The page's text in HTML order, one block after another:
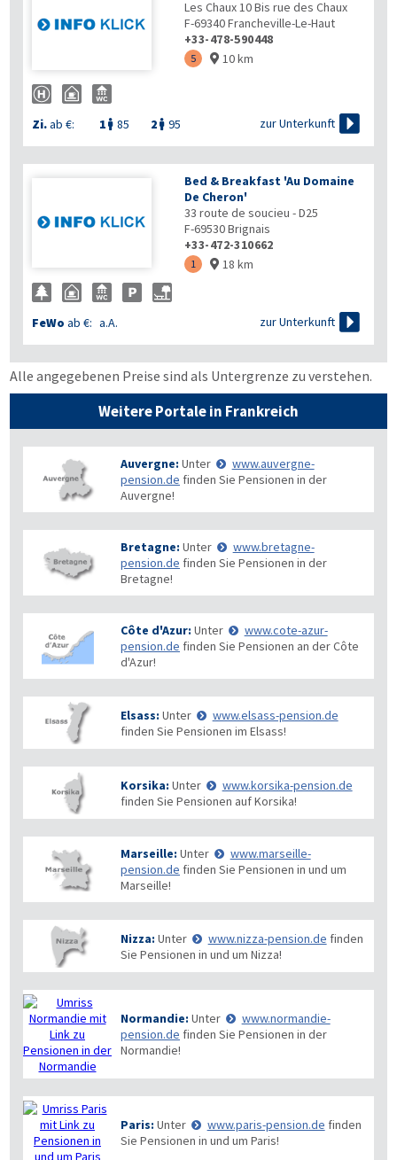
Les Chaux 10 Bis rue des Chaux
F-69340Francheville-Le-Haut
+33-478-590448
5  10 km
Zi.ab €: 1  85 2  95 zur Unterkunft 
Bed & Breakfast 'Au Domaine
De Cheron'
33 route de soucieu - D25
F-69530Brignais
+33-472-310662
1  18 km
FeWo ab €: a.A. zur Unterkunft 
Alle angegebenen Preise sind als Untergrenze zu verstehen.
Weitere Portale in Frankreich
Auvergne: Unter
www.auvergne-
pension.de finden Sie Pensionen in der
Auvergne!
Bretagne: Unter
www.bretagne-
pension.de finden Sie Pensionen in der
Bretagne!
Côte d'Azur: Unter
www.cote-azur-
pension.de finden Sie Pensionen an der Côte
d'Azur!
Elsass: Unter
www.elsass-pension.de
finden Sie Pensionen im Elsass!
Korsika: Unter
www.korsika-pension.de
finden Sie Pensionen auf Korsika!
Marseille: Unter
www.marseille-
pension.de finden Sie Pensionen in und um
Marseille!
Nizza: Unter www.nizza-pension.de finden
Sie Pensionen in und um Nizza!
Normandie: Unter
www.normandie-
pension.de finden Sie Pensionen in der
Normandie!
Paris: Unter www.paris-pension.de finden
Sie Pensionen in und um Paris!